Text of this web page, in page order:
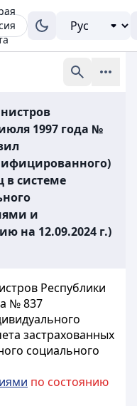
1997 года №
в системе
и
на 12.09.2024 г.)
Республики
№ 837
застрахованных
социального
по состоянию